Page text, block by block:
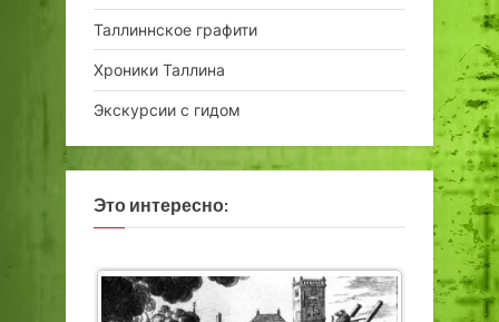
Таллиннское графити
Хроники Таллина
Экскурсии с гидом
Это интересно: